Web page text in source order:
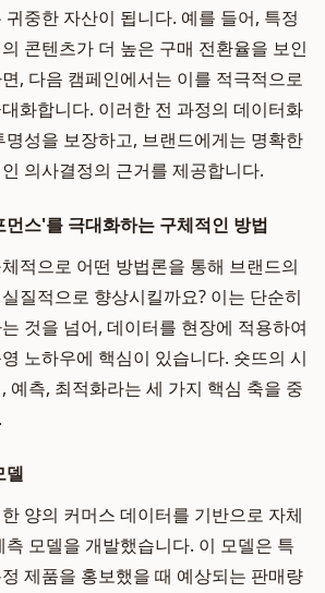
중한 자산이 됩니다. 예를 들어, 특정
콘텐츠가 더 높은 구매 전환율을 보인
, 다음 캠페인에서는 이를 적극적으로
화합니다. 이러한 전 과정의 데이터화
명성을 보장하고, 브랜드에게는 명확한
의사결정의 근거를 제공합니다.
스'를 극대화하는 구체적인 방법
적으로 어떤 방법론을 통해 브랜드의
질적으로 향상시킬까요? 이는 단순히
것을 넘어, 데이터를 현장에 적용하여
노하우에 핵심이 있습니다. 숏뜨의 시
예측, 최적화라는 세 가지 핵심 축을 중
델
양의 커머스 데이터를 기반으로 자체
모델을 개발했습니다. 이 모델은 특
제품을 홍보했을 때 예상되는 판매량